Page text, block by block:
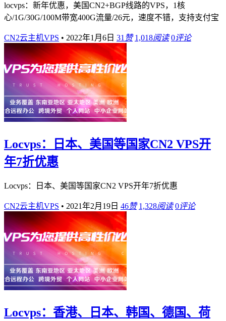
locvps：新年优惠，美国CN2+BGP线路的VPS，1核
心/1G/30G/100M带宽400G流量/26元，速度不错，支持支付宝
CN2云主机VPS • 2022年1月6日 31 赞 1,018阅读 0评论
Locvps：日本、美国等国家CN2 VPS开
年7折优惠
Locvps：日本、美国等国家CN2 VPS开年7折优惠
CN2云主机VPS • 2021年2月19日 46赞 1,328阅读 0评论
Locvps：香港、日本、韩国、德国、荷